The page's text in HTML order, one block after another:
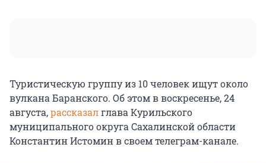
Туристическую группу из 10 человек ищут около
вулкана Баранского. Об этом в воскресенье, 24
августа,рассказалглава Курильского
муниципального округа Сахалинской области
Константин Истомин в своем телеграм-канале.